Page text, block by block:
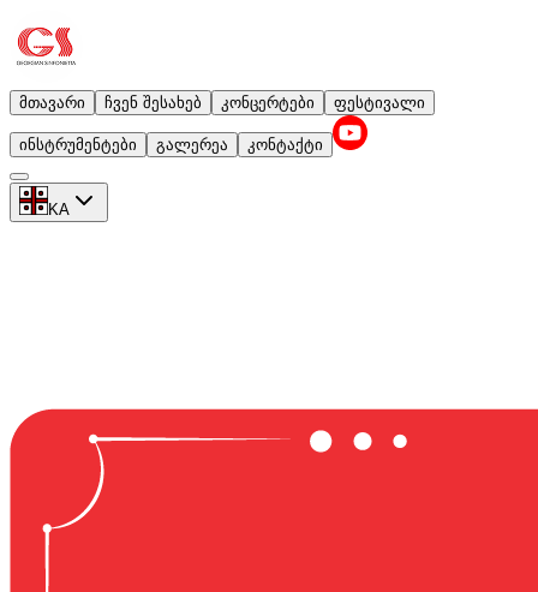
მთავარი ჩვენ შესახებ კონცერტები ფესტივალი
ინსტრუმენტები გალერეა კონტაქტი
KA